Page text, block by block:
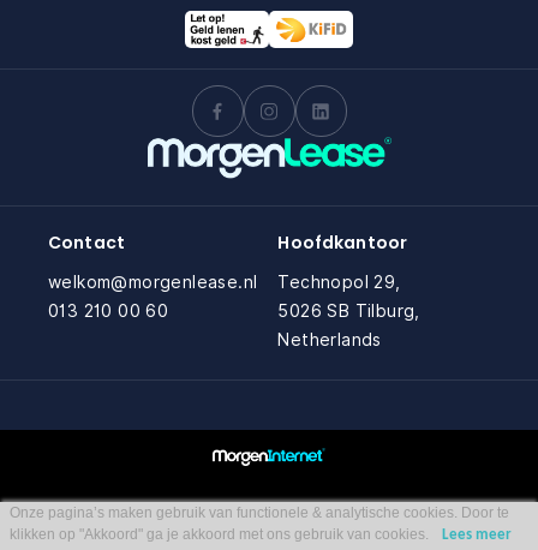
Contact
welkom@morgenlease.nl
013 210 00 60
Hoofdkantoor
Technopol 29,
5026 SB Tilburg,
Netherlands
Onze pagina’s maken gebruik van functionele & analytische cookies. Door te
klikken op "Akkoord" ga je akkoord met ons gebruik van cookies.
Lees meer